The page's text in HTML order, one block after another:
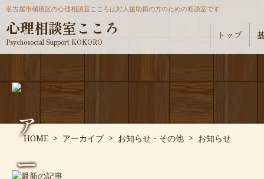
名古屋市瑞穂区の心理相談室こころは対人援助職の方のための相談室です
心理相談室こころ
Psychosocial Support KOKORO
トップ
ア
ー
HOME > アーカイブ > お知らせ・その他 > お知らせ